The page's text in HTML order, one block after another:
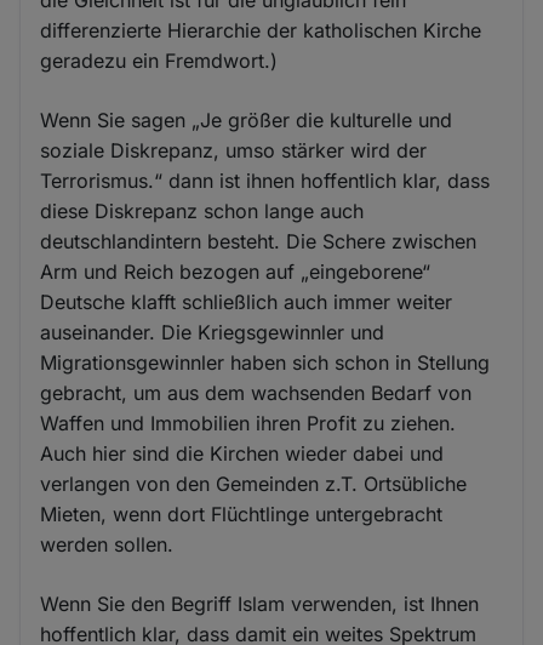
differenzierte Hierarchie der katholischen Kirche
geradezu ein Fremdwort.)
Wenn Sie sagen „Je größer die kulturelle und
soziale Diskrepanz, umso stärker wird der
Terrorismus.“ dann ist ihnen hoffentlich klar, dass
diese Diskrepanz schon lange auch
deutschlandintern besteht. Die Schere zwischen
Arm und Reich bezogen auf „eingeborene“
Deutsche klafft schließlich auch immer weiter
auseinander. Die Kriegsgewinnler und
Migrationsgewinnler haben sich schon in Stellung
gebracht, um aus dem wachsenden Bedarf von
Waffen und Immobilien ihren Profit zu ziehen.
Auch hier sind die Kirchen wieder dabei und
verlangen von den Gemeinden z.T. Ortsübliche
Mieten, wenn dort Flüchtlinge untergebracht
werden sollen.
Wenn Sie den Begriff Islam verwenden, ist Ihnen
hoffentlich klar, dass damit ein weites Spektrum